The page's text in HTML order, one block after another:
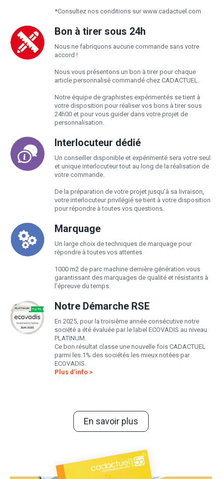
*Consultez nos conditions sur www.cadactuel.com
Bon à tirer sous 24h
Nous ne fabriquons aucune commande sans votre
accord !
Nous vous présentons un bon à tirer pour chaque
article personnalisé commandé chez CADACTUEL.
Notre équipe de graphistes expérimentés se tient à
votre disposition pour réaliser vos bons à tirer sous
24h00 et pour vous guider dans votre projet de
personnalisation.
Interlocuteur dédié
Un conseiller disponible et expérimenté sera votre seul
et unique interlocuteur tout au long de la réalisation de
votre commande.
De la préparation de votre projet jusqu’à sa livraison,
votre interlocuteur privilégié se tient à votre disposition
pour répondre à toutes vos questions.
Marquage
Un large choix de techniques de marquage pour
répondre à toutes vos attentes.
1000 m2 de parc machine dernière génération vous
garantissant des marquages de qualité et résistants à
l’épreuve du temps.
Notre Démarche RSE
En 2025, pour la troisième année consécutive notre
société a été évaluée par le label ECOVADIS au niveau
PLATINUM.
Ce bon résultat classe une nouvelle fois CADACTUEL
parmi les 1% des sociétés les mieux notées par
ECOVADIS.
Plus d'info >
En savoir plus